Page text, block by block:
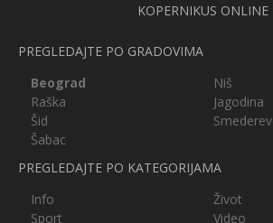
KOPERNIKUS ONLINE
PREGLEDAJTE PO GRADOVIMA
Beograd
Niš
Raška
Jagodina
Šid
Šabac
PREGLEDAJTE PO KATEGORIJAMA
Info
Život
Sport
Video